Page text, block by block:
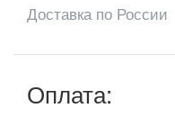
Доставка по России
Оплата: